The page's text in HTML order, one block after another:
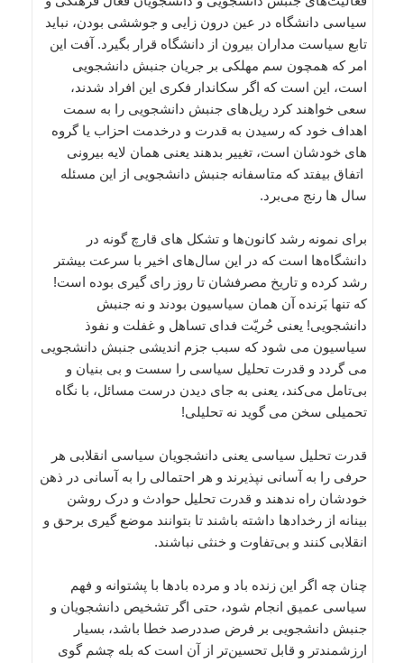
سیاسی دانشگاه در عین درون زایی و جوششی بودن، نباید
تابع سیاست مداران بیرون از دانشگاه قرار بگیرد. آفت این
امر که همچون سم مهلکی بر جریان جنبش دانشجویی
است، این است که اگر سکاندار فکری این افراد شدند،
سعی خواهند کرد ریل‌‌های جنبش دانشجویی را به سمت
اهداف خود که رسیدن به قدرت و درخدمت احزاب یا گروه
های خودشان است، تغییر بدهند یعنی همان لایه بیرونی
اتفاق بیفتد که متاسفانه جنبش دانشجویی از این مسئله
سال ها رنج می‌‌برد.
برای نمونه رشد کانون‌‌ها و تشکل های قارچ گونه در
دانشگاه‌‌ها است که در این سال‌های اخیر با سرعت بیشتر
رشد کرده و تاریخ مصرفشان تا روز رای گیری بوده است!
که تنها بَرنده آن همان سیاسیون بودند و نه جنبش
دانشجویی! یعنی حُریّت فدای تساهل و غفلت و نفوذ
سیاسیون می شود که سبب جزم اندیشی جنبش دانشجویی
می گردد و قدرت تحلیل سیاسی را سست و بی بنیان و
بی‌‌تامل می‌‌کند، یعنی به جای دیدن درست مسائل، با نگاه
تحمیلی سخن می گوید نه تحلیلی!
قدرت تحلیل سیاسی یعنی دانشجویان سیاسی انقلابی هر
حرفی را به آسانی نپذیرند و هر احتمالی را به آسانی در ذهن
خودشان راه ندهند و قدرت تحلیل حوادث و درک روشن
بینانه از رخدادها داشته باشند تا بتوانند موضع گیری برحق و
انقلابی کنند و بی‌‌تفاوت و خنثی نباشند.
چنان چه اگر این زنده باد و مرده بادها با پشتوانه و فهم
سیاسی عمیق انجام شود، حتی اگر تشخیص دانشجویان و
جنبش دانشجویی بر فرض صددرصد خطا باشد، بسیار
ارزشمندتر و قابل تحسین‌‌تر از آن است که بله چشم گوی